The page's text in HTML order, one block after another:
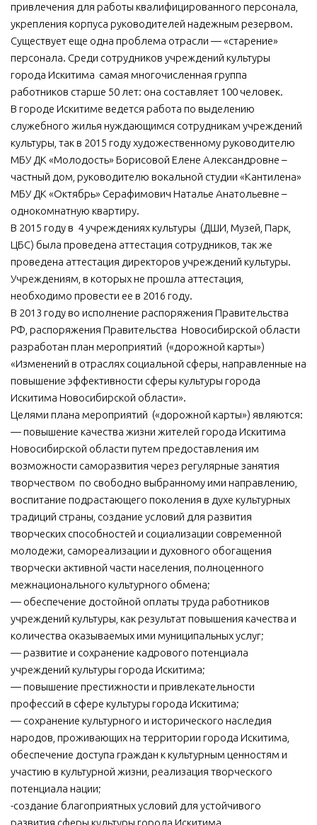
привлечения для работы квалифицированного персонала,
укрепления корпуса руководителей надежным резервом.
Существует еще одна проблема отрасли — «старение»
персонала. Среди сотрудников учреждений культуры
города Искитима самая многочисленная группа
работников старше 50 лет: она составляет 100 человек.
В городе Искитиме ведется работа по выделению
служебного жилья нуждающимся сотрудникам учреждений
культуры, так в 2015 году художественному руководителю
МБУ ДК «Молодость» Борисовой Елене Александровне –
частный дом, руководителю вокальной студии «Кантилена»
МБУ ДК «Октябрь» Серафимович Наталье Анатольевне –
однокомнатную квартиру.
В 2015 году в 4 учреждениях культуры (ДШИ, Музей, Парк,
ЦБС) была проведена аттестация сотрудников, так же
проведена аттестация директоров учреждений культуры.
Учреждениям, в которых не прошла аттестация,
необходимо провести ее в 2016 году.
В 2013 году во исполнение распоряжения Правительства
РФ, распоряжения Правительства Новосибирской области
разработан план мероприятий («дорожной карты»)
«Изменений в отраслях социальной сферы, направленные на
повышение эффективности сферы культуры города
Искитима Новосибирской области».
Целями плана мероприятий («дорожной карты») являются:
— повышение качества жизни жителей города Искитима
Новосибирской области путем предоставления им
возможности саморазвития через регулярные занятия
творчеством по свободно выбранному ими направлению,
воспитание подрастающего поколения в духе культурных
традиций страны, создание условий для развития
творческих способностей и социализации современной
молодежи, самореализации и духовного обогащения
творчески активной части населения, полноценного
межнационального культурного обмена;
— обеспечение достойной оплаты труда работников
учреждений культуры, как результат повышения качества и
количества оказываемых ими муниципальных услуг;
— развитие и сохранение кадрового потенциала
учреждений культуры города Искитима;
— повышение престижности и привлекательности
профессий в сфере культуры города Искитима;
— сохранение культурного и исторического наследия
народов, проживающих на территории города Искитима,
обеспечение доступа граждан к культурным ценностям и
участию в культурной жизни, реализация творческого
потенциала нации;
-создание благоприятных условий для устойчивого
развития сферы культуры города Искитима.